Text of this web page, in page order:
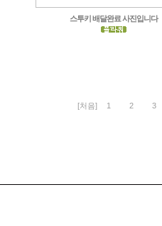
스투키 배달완료 사진입니다
[처음] 1 2 3